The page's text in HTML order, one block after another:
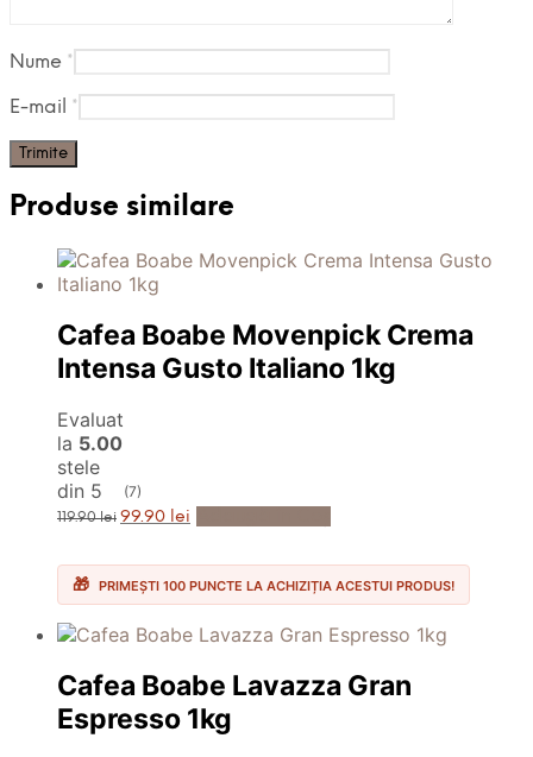
Nume *
E-mail *
Produse similare
Cafea Boabe Movenpick Crema
Intensa Gusto Italiano 1kg
Evaluat
la 5.00
stele
din 5
(7)
119.90lei Prețul
inițial
fost:
119.90 lei.
99.90 lei Prețul
curent
99.90 lei.
PRIMEȘTI 100 PUNCTE LA ACHIZIȚIA ACESTUI PRODUS!
Cafea Boabe Lavazza Gran
Espresso 1kg